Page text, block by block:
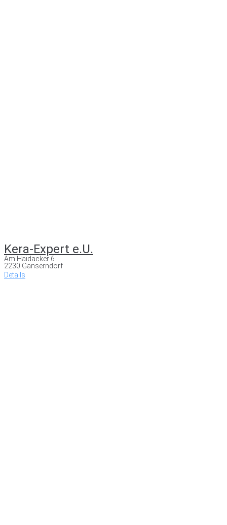
Kera-Expert e.U.
Am Haidacker 6
2230 Gänserndorf
Details